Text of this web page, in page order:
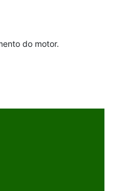
do motor.